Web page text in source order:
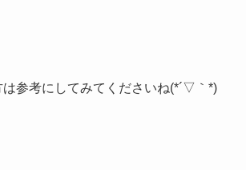
参考にしてみてくださいね(*´▽｀*)